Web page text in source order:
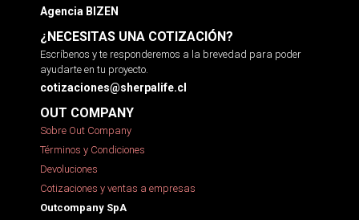
Agencia BIZEN
¿NECESITAS UNA COTIZACIÓN?
Escríbenos y te responderemos a la brevedad para poder
ayudarte en tu proyecto.
cotizaciones@sherpalife.cl
OUT COMPANY
Sobre Out Company
Términos y Condiciones
Devoluciones
Cotizaciones y ventas a empresas
Outcompany SpA